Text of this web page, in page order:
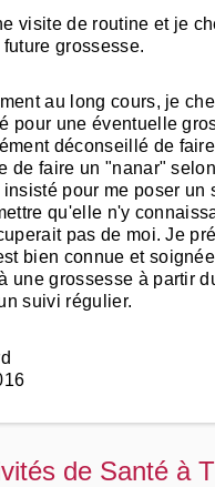
visite de routine et je
grossesse.
au long cours, je
pour une éventuelle
déconseillé de
de faire un "nanar"
pour me poser un
qu'elle n'y
pas de moi. Je
bien connue et
une grossesse à partir
suivi régulier.
de Santé à